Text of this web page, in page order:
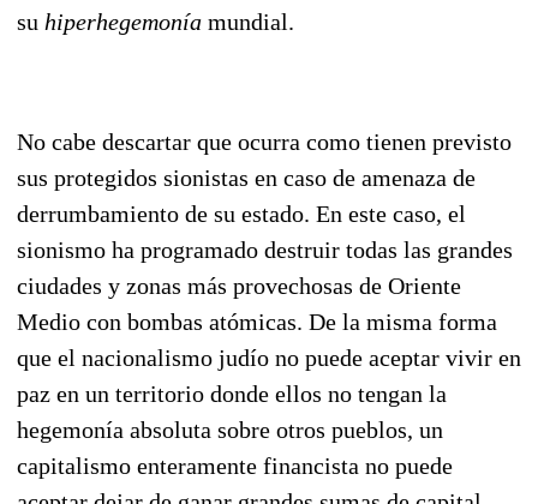
su hiperhegemonía mundial.
No cabe descartar que ocurra como tienen previsto
sus protegidos sionistas en caso de amenaza de
derrumbamiento de su estado. En este caso, el
sionismo ha programado destruir todas las grandes
ciudades y zonas más provechosas de Oriente
Medio con bombas atómicas. De la misma forma
que el nacionalismo judío no puede aceptar vivir en
paz en un territorio donde ellos no tengan la
hegemonía absoluta sobre otros pueblos, un
capitalismo enteramente financista no puede